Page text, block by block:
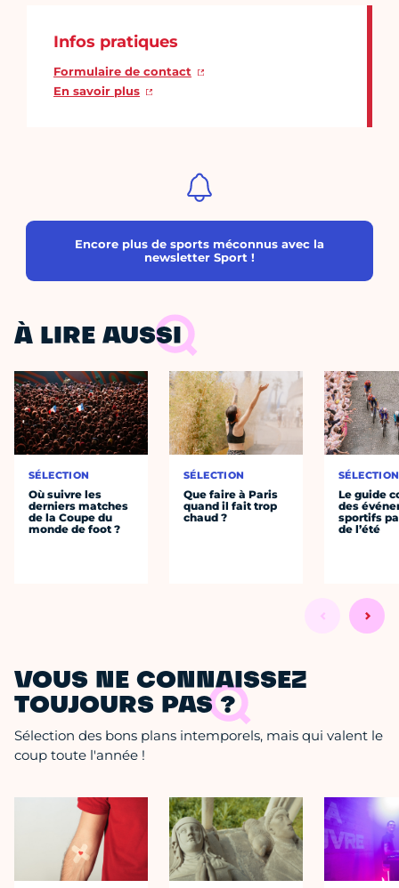
Infos pratiques
Formulaire de contact
En savoir plus
Encore plus de sports méconnus avec la
newsletter Sport !
À LIRE AUSSI
SÉLECTION
Où suivre les
derniers matches
de la Coupe du
monde de foot ?
SÉLECTION
Que faire à Paris
quand il fait trop
chaud ?
SÉLECTION
Le guide
des
sportifs
de l’été
VOUS NE CONNAISSEZ
TOUJOURS PAS ?
Sélection des bons plans intemporels, mais qui valent le
coup toute l'année !